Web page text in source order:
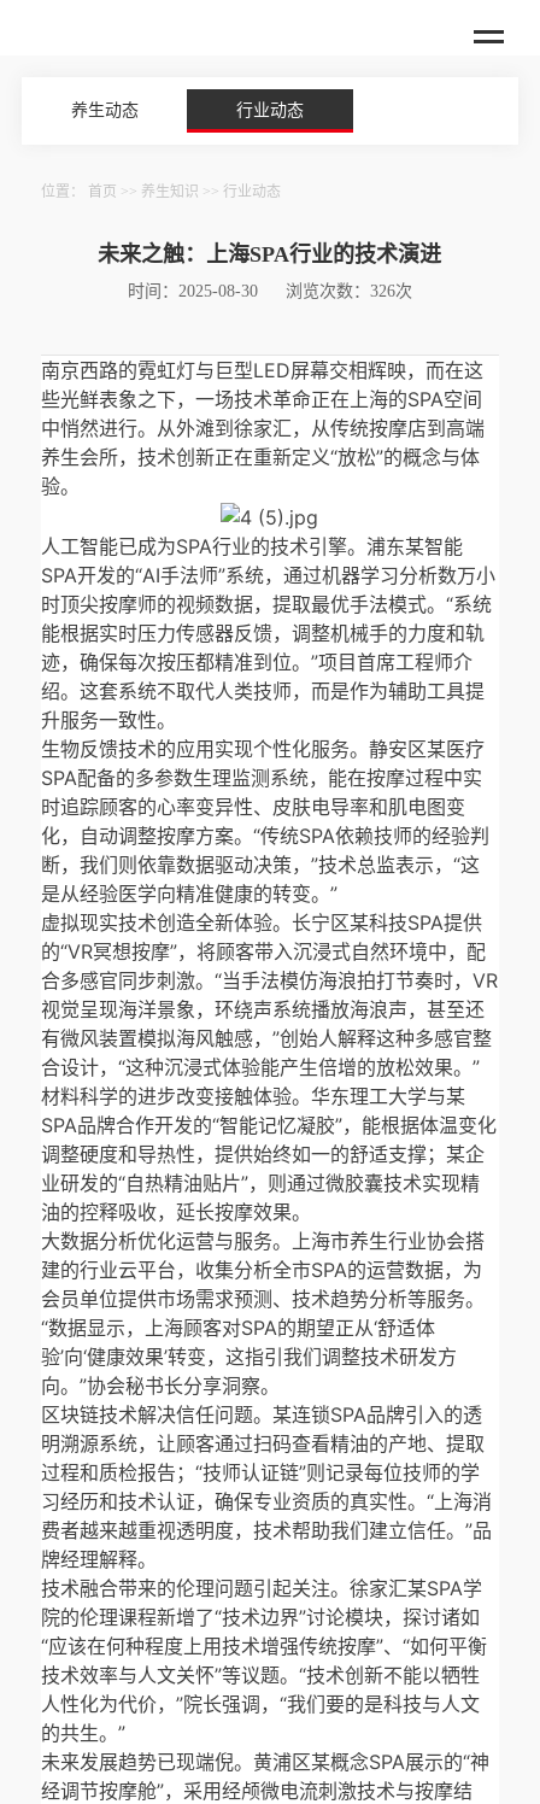
养生动态 行业动态
位置： 首页 >> 养生知识 >>行业动态
未来之触：上海SPA行业的技术演进
时间：2025-08-30 浏览次数：326次
南京西路的霓虹灯与巨型LED屏幕交相辉映，而在这
些光鲜表象之下，一场技术革命正在上海的SPA空间
中悄然进行。从外滩到徐家汇，从传统按摩店到高端
养生会所，技术创新正在重新定义“放松”的概念与体
验。
人工智能已成为SPA行业的技术引擎。浦东某智能
SPA开发的“AI手法师”系统，通过机器学习分析数万小
时顶尖按摩师的视频数据，提取最优手法模式。“系统
能根据实时压力传感器反馈，调整机械手的力度和轨
迹，确保每次按压都精准到位。”项目首席工程师介
绍。这套系统不取代人类技师，而是作为辅助工具提
升服务一致性。
生物反馈技术的应用实现个性化服务。静安区某医疗
SPA配备的多参数生理监测系统，能在按摩过程中实
时追踪顾客的心率变异性、皮肤电导率和肌电图变
化，自动调整按摩方案。“传统SPA依赖技师的经验判
断，我们则依靠数据驱动决策，”技术总监表示，“这
是从经验医学向精准健康的转变。”
虚拟现实技术创造全新体验。长宁区某科技SPA提供
的“VR冥想按摩”，将顾客带入沉浸式自然环境中，配
合多感官同步刺激。“当手法模仿海浪拍打节奏时，VR
视觉呈现海洋景象，环绕声系统播放海浪声，甚至还
有微风装置模拟海风触感，”创始人解释这种多感官整
合设计，“这种沉浸式体验能产生倍增的放松效果。”
材料科学的进步改变接触体验。华东理工大学与某
SPA品牌合作开发的“智能记忆凝胶”，能根据体温变化
调整硬度和导热性，提供始终如一的舒适支撑；某企
业研发的“自热精油贴片”，则通过微胶囊技术实现精
油的控释吸收，延长按摩效果。
大数据分析优化运营与服务。上海市养生行业协会搭
建的行业云平台，收集分析全市SPA的运营数据，为
会员单位提供市场需求预测、技术趋势分析等服务。
“数据显示，上海顾客对SPA的期望正从‘舒适体
验’向‘健康效果’转变，这指引我们调整技术研发方
向。”协会秘书长分享洞察。
区块链技术解决信任问题。某连锁SPA品牌引入的透
明溯源系统，让顾客通过扫码查看精油的产地、提取
过程和质检报告；“技师认证链”则记录每位技师的学
习经历和技术认证，确保专业资质的真实性。“上海消
费者越来越重视透明度，技术帮助我们建立信任。”品
牌经理解释。
技术融合带来的伦理问题引起关注。徐家汇某SPA学
院的伦理课程新增了“技术边界”讨论模块，探讨诸如
“应该在何种程度上用技术增强传统按摩”、“如何平衡
技术效率与人文关怀”等议题。“技术创新不能以牺牲
人性化为代价，”院长强调，“我们要的是科技与人文
的共生。”
未来发展趋势已现端倪。黄浦区某概念SPA展示的“神
经调节按摩舱”，采用经颅微电流刺激技术与按摩结